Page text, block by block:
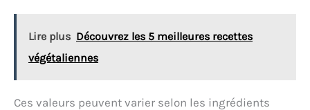
Lire plus Découvrez les 5 meilleures recettes
végétaliennes
Ces valeurs peuvent varier selon les ingrédients